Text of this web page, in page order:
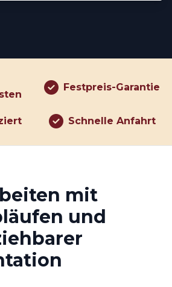
Festpreis-Garantie
Schnelle Anfahrt
mit
und